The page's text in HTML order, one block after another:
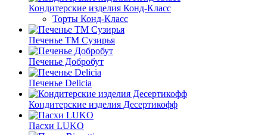
Кондитерские изделия Конд-Класс
Торты Конд-Класс
Печенье ТМ Сузирья
Печенье Добробут
Печенье Delicia
Кондитерские изделия Десертикофф
Пасхи LUKO